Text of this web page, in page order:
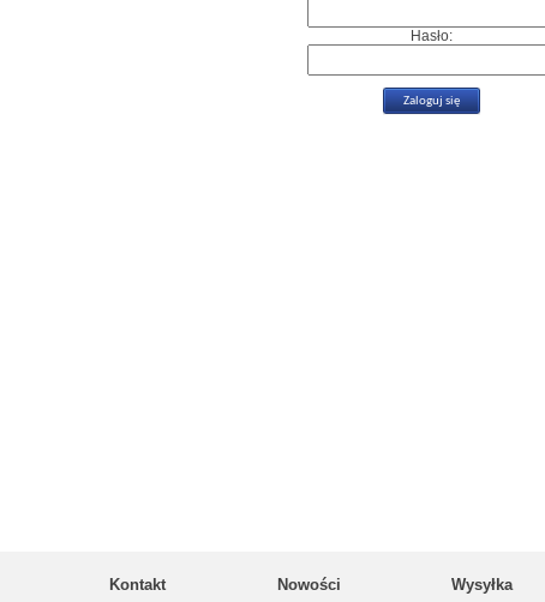
Hasło:
Kontakt Nowości Wysyłka